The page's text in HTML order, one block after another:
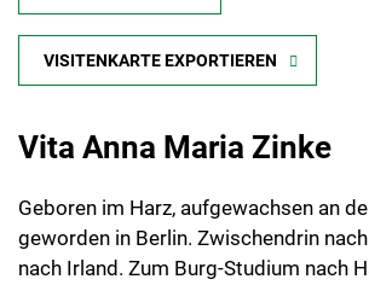
VISITENKARTE EXPORTIEREN
Vita Anna Maria Zinke
Geboren im Harz, aufgewachsen an
geworden in Berlin. Zwischendrin
nach Irland. Zum Burg-Studium nach